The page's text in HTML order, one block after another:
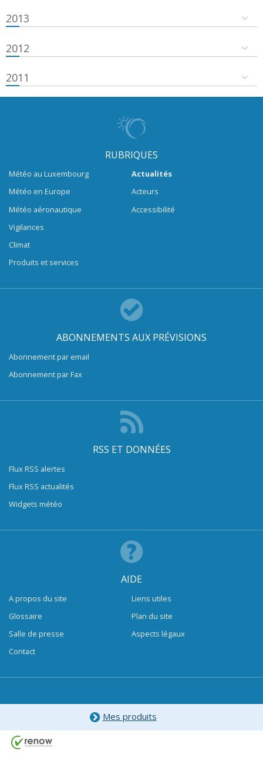
2013
2012
2011
RUBRIQUES
Météo au Luxembourg
Météo en Europe
Météo aéronautique
Vigilances
Climat
Produits et services
Actualités
Acteurs
Accessibilité
ABONNEMENTS AUX PRÉVISIONS
Abonnement par email
Abonnement par Fax
RSS ET DONNÉES
Flux RSS alertes
Flux RSS actualités
Widgets météo
AIDE
A propos du site
Glossaire
Salle de presse
Contact
Liens utiles
Plan du site
Aspects légaux
Mes produits